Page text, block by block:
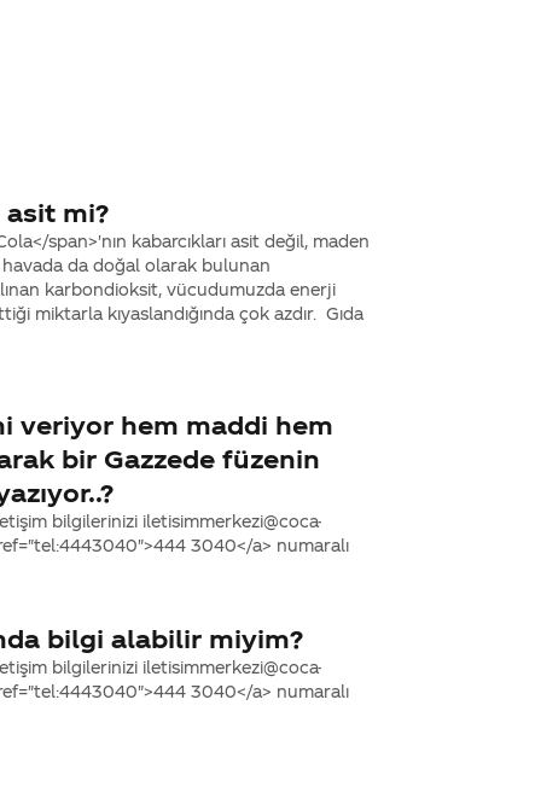
asit mi?
span>'nın kabarcıkları asit değil, maden
da doğal olarak bulunan
karbondioksit, vücudumuzda enerji
miktarla kıyaslandığında çok azdır. Gıda
veriyor hem maddi hem
bir Gazzede füzenin
bilgilerinizi iletisimmerkezi@coca-
3040</a> numaralı
bilgi alabilir miyim?
bilgilerinizi iletisimmerkezi@coca-
3040</a> numaralı